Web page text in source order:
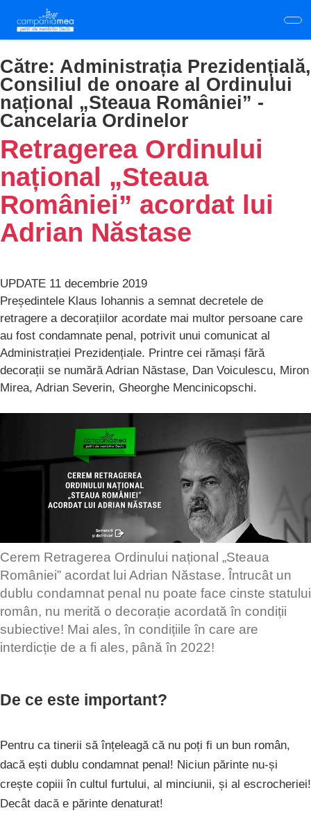
main
content
Către: Administrația Prezidențială,
Consiliul de onoare al Ordinului
național „Steaua României” -
Cancelaria Ordinelor
Retragerea Ordinului
național „Steaua
României” acordat lui
Adrian Năstase
UPDATE 11 decembrie 2019
Președintele Klaus Iohannis a semnat decretele de
retragere a decorațiilor acordate mai multor persoane care
au fost condamnate penal, potrivit unui comunicat al
Administrației Prezidențiale. Printre cei rămași fără
decorații se numără Adrian Năstase, Dan Voiculescu, Miron
Mirea, Adrian Severin, Gheorghe Mencinicopschi.
Cerem Retragerea Ordinului național „Steaua
României” acordat lui Adrian Năstase. Întrucât un
dublu condamnat penal nu poate face cinste statului
român, nu merită o decorație acordată în condiții
subiective! Mai ales, în condițiile în care are
interdicție de a fi ales, până în 2022!
De ce este important?
Pentru ca tinerii să înțeleagă că nu poți fi un bun român,
dacă ești dublu condamnat penal! Niciun părinte nu-și
crește copiii în cultul furtului, al minciunii, și al escrocheriei!
Decât dacă e părinte denaturat!